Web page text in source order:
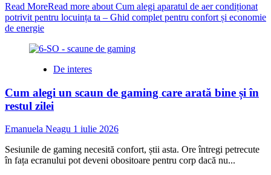
Read MoreRead more about Cum alegi aparatul de aer condiționat
potrivit pentru locuința ta – Ghid complet pentru confort și economie
de energie
De interes
Cum alegi un scaun de gaming care arată bine și în
restul zilei
Emanuela Neagu 1 iulie 2026
Sesiunile de gaming necesită confort, știi asta. Ore întregi petrecute
în fața ecranului pot deveni obositoare pentru corp dacă nu...